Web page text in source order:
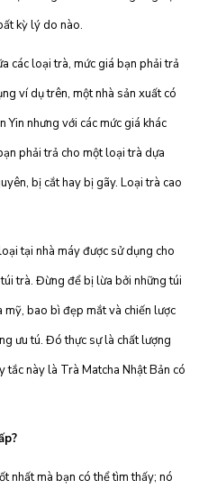
kỳ lý do nào.
các loại trà, mức giá bạn phải trả
ví dụ trên, một nhà sản xuất có
nhưng với các mức giá khác
phải trả cho một loại trà dựa
bị cắt hay bị gãy. Loại trà cao
tại nhà máy được sử dụng cho
trà. Đừng để bị lừa bởi những túi
bao bì đẹp mắt và chiến lược
ưu tú. Đó thực sự là chất lượng
tắc này là Trà Matcha Nhật Bản có
nhất mà bạn có thể tìm thấy; nó